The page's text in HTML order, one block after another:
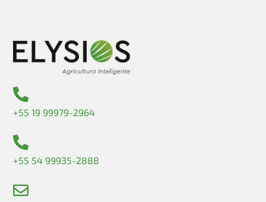
+55 19 99979-2964
+55 54 99935-2888